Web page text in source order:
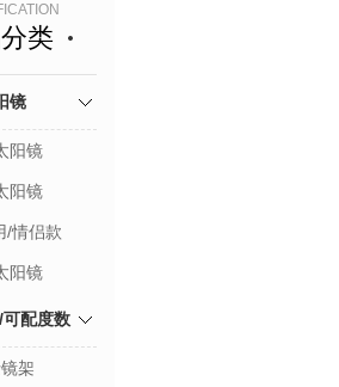
类
镜
阳镜
阳镜
/情侣款
阳镜
配度数
架